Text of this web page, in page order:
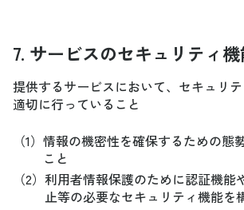
7. サービスのセキュリティ
提供するサービスにおいて、セキュリ
適切に行っていること
（1） 情報の機密性を確保するための態
こと
（2） 利用者情報保護のために認証機能
止等の必要なセキュリティ機能を